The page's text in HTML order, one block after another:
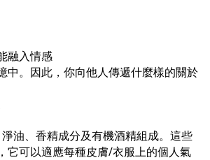
融入情感
中。因此，你向他人傳遞什麼樣的關於
油、香精成分及有機酒精組成。這些
它可以適應每種皮膚/衣服上的個人氣